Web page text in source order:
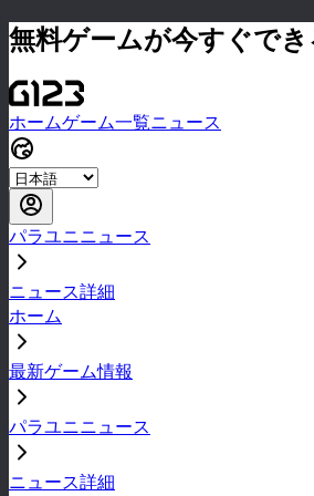
無料ゲームが今すぐで
ホームゲーム一覧ニュース
パラユニニュース
ニュース詳細
ホーム
最新ゲーム情報
パラユニニュース
ニュース詳細